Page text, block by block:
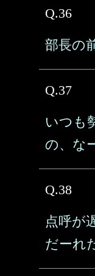
Q.36
部長の
Q.37
いつも
の、な
Q.38
点呼が
だーれ